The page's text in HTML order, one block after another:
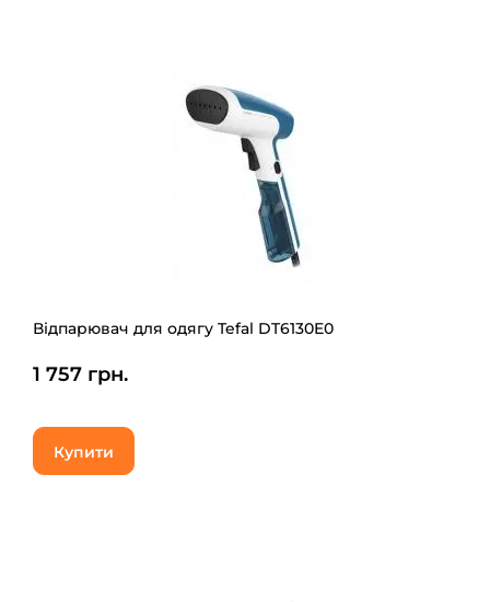
Відпарювач для одягу Tefal DT6130E0
1 757 грн.
Купити